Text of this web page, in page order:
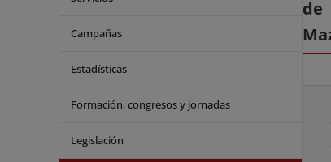
Campañas
Estadísticas
Formación, congresos y jornadas
Legislación
de